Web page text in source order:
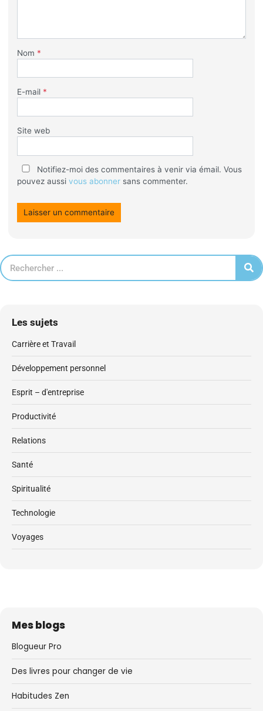
Nom *
E-mail *
Site web
Notifiez-moi des commentaires à venir via émail. Vous
pouvez aussi vous abonnersans commenter.
Les sujets
Carrière et Travail
Développement personnel
Esprit – d'entreprise
Productivité
Relations
Santé
Spiritualité
Technologie
Voyages
Mes blogs
Blogueur Pro
Des livres pour changer de vie
Habitudes Zen